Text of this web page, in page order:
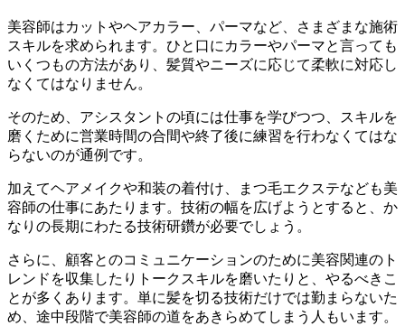
美容師はカットやヘアカラー、パーマなど、さまざまな施術
スキルを求められます。ひと口にカラーやパーマと言っても
いくつもの方法があり、髪質やニーズに応じて柔軟に対応し
なくてはなりません。
そのため、アシスタントの頃には仕事を学びつつ、スキルを
磨くために営業時間の合間や終了後に練習を行わなくてはな
らないのが通例です。
加えてヘアメイクや和装の着付け、まつ毛エクステなども美
容師の仕事にあたります。技術の幅を広げようとすると、か
なりの長期にわたる技術研鑽が必要でしょう。
さらに、顧客とのコミュニケーションのために美容関連のト
レンドを収集したりトークスキルを磨いたりと、やるべきこ
とが多くあります。単に髪を切る技術だけでは勤まらないた
め、途中段階で美容師の道をあきらめてしまう人もいます。